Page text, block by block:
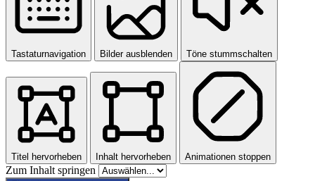
Tastaturnavigation Bilder ausblenden Töne stummschalten
Titel hervorheben Inhalt hervorheben Animationen stoppen
Zum Inhalt springen